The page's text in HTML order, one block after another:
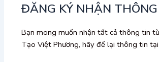
ĐĂNG KÝ NHẬN
Bạn mong muốn nhận tất cả thông tin
Tạo Việt Phương, hãy để lại thông tin